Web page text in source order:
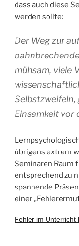
dass auch diese
werden sollte:
Der Weg zur
mühsam, viele
Selbstzweifeln,
Einsamkeit vor
übrigens extrem
Seminaren Raum
entsprechend zu
spannende
einer
Fehler im Unterricht